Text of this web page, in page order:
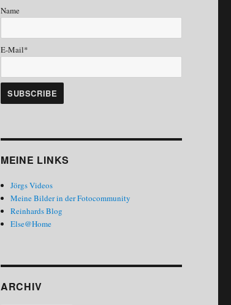
Name
E-Mail*
MEINE LINKS
Jörgs Videos
Meine Bilder in der Fotocommunity
Reinhards Blog
Else@Home
ARCHIV